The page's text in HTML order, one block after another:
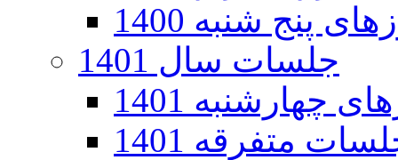
پنج شنبه 1400
جلسات سال 1401
چهارشنبه 1401
متفرقه 1401